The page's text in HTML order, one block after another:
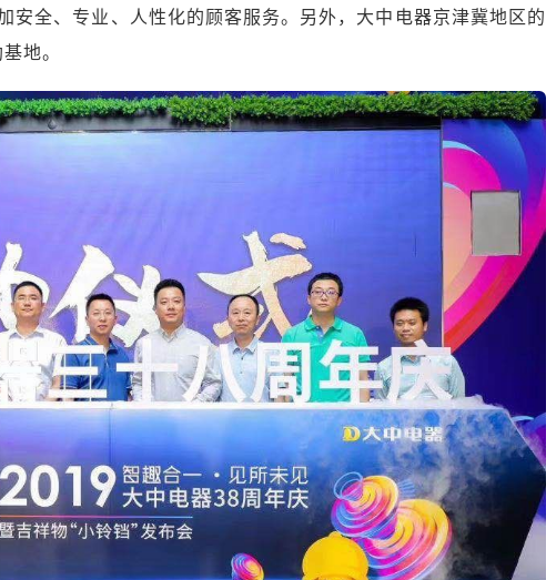
安全、专业、人性化的顾客服务。另外，大中电器京津冀地区的
地。